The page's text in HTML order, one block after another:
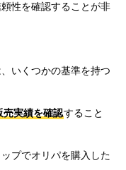
性を確認することが非
いくつかの基準を持つ
売実績を確認すること
プでオリパを購入した